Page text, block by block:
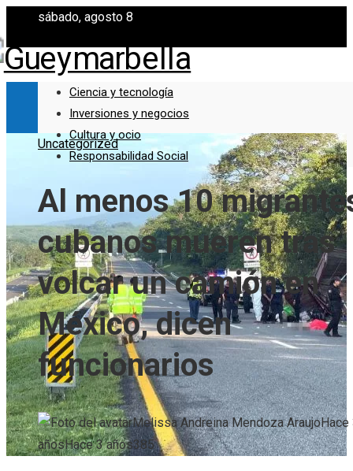
sábado, agosto 8
Ciencia y tecnología
Inversiones y negocios
Cultura y ocio
Responsabilidad Social
Uncategorized
Al menos 10
cubanos mueren tras
volcar un camión en
México, dicen
funcionarios
Melissa Andreina Mendoza AraujoHace
añosHace 3 años385